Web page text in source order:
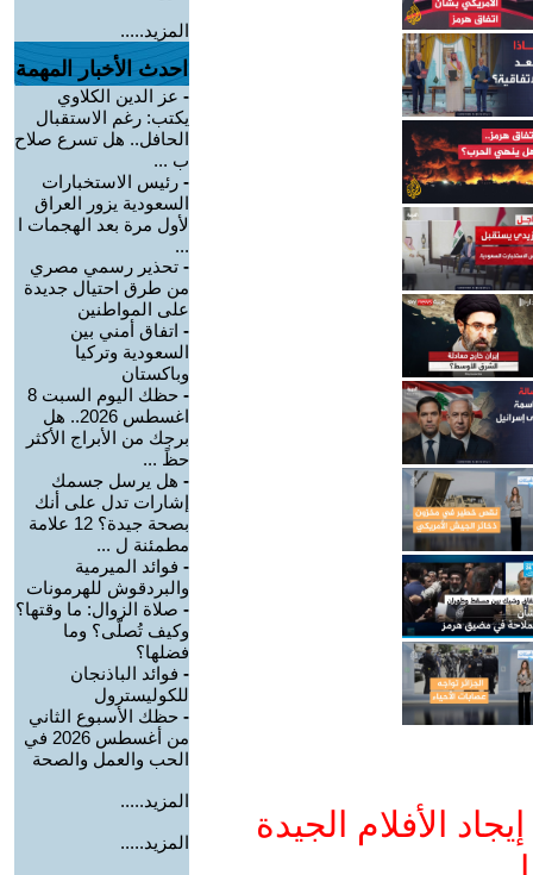
الأفلام الجيدة
المزيد.....
احدث الأخبار المهمة
- عز الدين الكلاوي
يكتب: رغم الاستقبال
الحافل.. هل تسرع صلاح
ب ...
- رئيس الاستخبارات
السعودية يزور العراق
لأول مرة بعد الهجمات ا
...
- تحذير رسمي مصري
من طرق احتيال جديدة
على المواطنين
- اتفاق أمني بين
السعودية وتركيا
وباكستان
-
حظك اليوم السبت 8
اغسطس 2026.. هل
برجك من الأبراج الأكثر
حظً ...
- هل يرسل جسمك
إشارات تدل على أنك
بصحة جيدة؟ 12 علامة
مطمئنة ل ...
- فوائد الميرمية
والبردقوش للهرمونات
- صلاة الزوال: ما وقتها؟
وكيف تُصلّى؟ وما
فضلها؟
- فوائد الباذنجان
للكوليسترول
- حظك الأسبوع الثاني
من أغسطس 2026 في
الحب والعمل والصحة
المزيد.....
المزيد.....